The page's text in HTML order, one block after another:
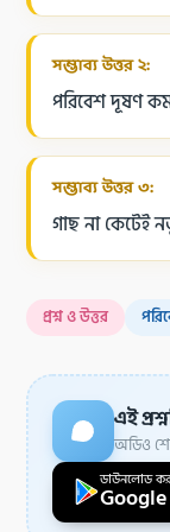
সম্ভাব্য উত্তর ২:
পরিবেশ দূষণ
সম্ভাব্য উত্তর ৩:
গাছ না কেটেই
প্রশ্ন ও উত্তর
এই
অডিও
ডাউনলোড